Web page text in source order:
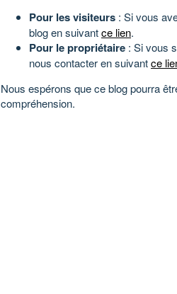
Pour les visiteurs : Si vous
blog en suivantce lien.
Pour le propriétaire : Si vous
nous contacter en suivantce
Nous espérons que ce blog pourra
compréhension.